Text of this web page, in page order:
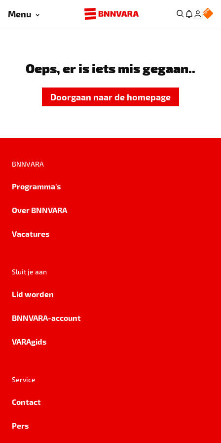
Menu
Oeps, er is iets mis gegaan..
Doorgaan naar de homepage
BNNVARA
Programma's
Over BNNVARA
Vacatures
Sluit je aan
Lid worden
BNNVARA-account
VARAgids
Service
Contact
Pers